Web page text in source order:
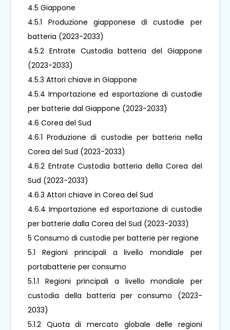
4.5 Giappone
4.5.1 Produzione giapponese di custodie per
batteria (2023-2033)
4.5.2 Entrate Custodia batteria del Giappone
(2023-2033)
4.5.3 Attori chiave in Giappone
4.5.4 Importazione ed esportazione di custodie
per batterie dal Giappone (2023-2033)
4.6 Corea del Sud
4.6.1 Produzione di custodie per batteria nella
Corea del Sud (2023-2033)
4.6.2 Entrate Custodia batteria della Corea del
Sud (2023-2033)
4.6.3 Attori chiave in Corea del Sud
4.6.4 Importazione ed esportazione di custodie
per batterie dalla Corea del Sud (2023-2033)
5 Consumo di custodie per batterie per regione
5.1 Regioni principali a livello mondiale per
portabatterie per consumo
5.1.1 Regioni principali a livello mondiale per
custodia della batteria per consumo (2023-
2033)
5.1.2 Quota di mercato globale delle regioni